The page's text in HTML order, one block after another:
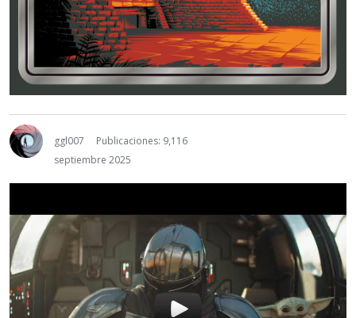
ggl007
Publicaciones: 9,116
septiembre 2025